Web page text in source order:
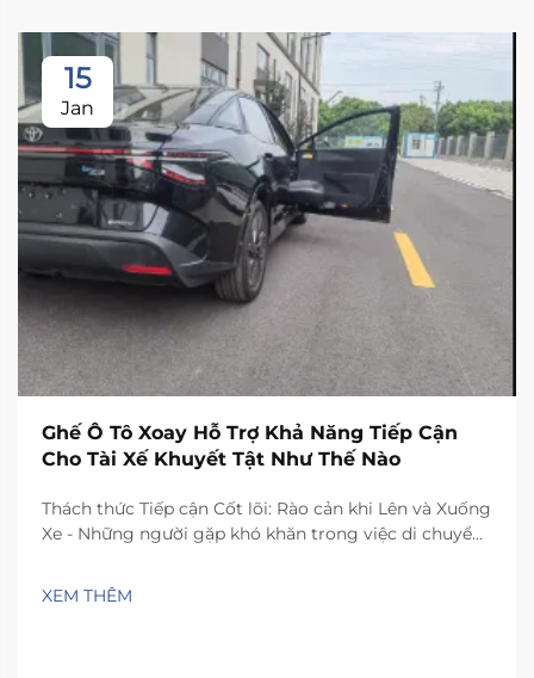
15
Jan
Ghế Ô Tô Xoay Hỗ Trợ Khả Năng Tiếp Cận
Cho Tài Xế Khuyết Tật Như Thế Nào
Thách thức Tiếp cận Cốt lõi: Rào cản khi Lên và Xuống
Xe - Những người gặp khó khăn trong việc di chuyển
khi lên xuống ghế xe hơi thông thường. Không gian
bên trong hầu hết các phương tiện quá chật hẹp,
XEM THÊM